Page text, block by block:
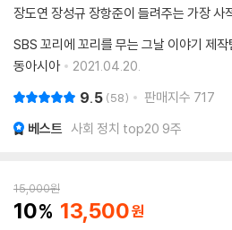
장도연 장성규 장항준이 들려주는 가장 사
SBS 꼬리에 꼬리를 무는 그날 이야기 제작
동아시아
2021.04.20.
9.5 58 판매지수 717
베스트 사회 정치 top20 9주
15,000원
10 13,500